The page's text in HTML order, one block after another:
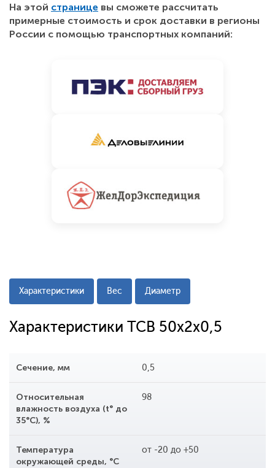
На этой странице вы сможете рассчитать
примерные стоимость и срок доставки в регионы
России с помощью транспортных компаний:
Характеристики Вес Диаметр
Характеристики ТСВ 50x2x0,5
Сечение, мм 0,5
Относительная
влажность воздуха (t° до
35°С), %
98
Температура
окружающей среды, °С
от -20 до +50